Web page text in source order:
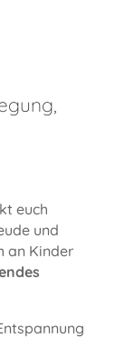
euch
und
an Kinder